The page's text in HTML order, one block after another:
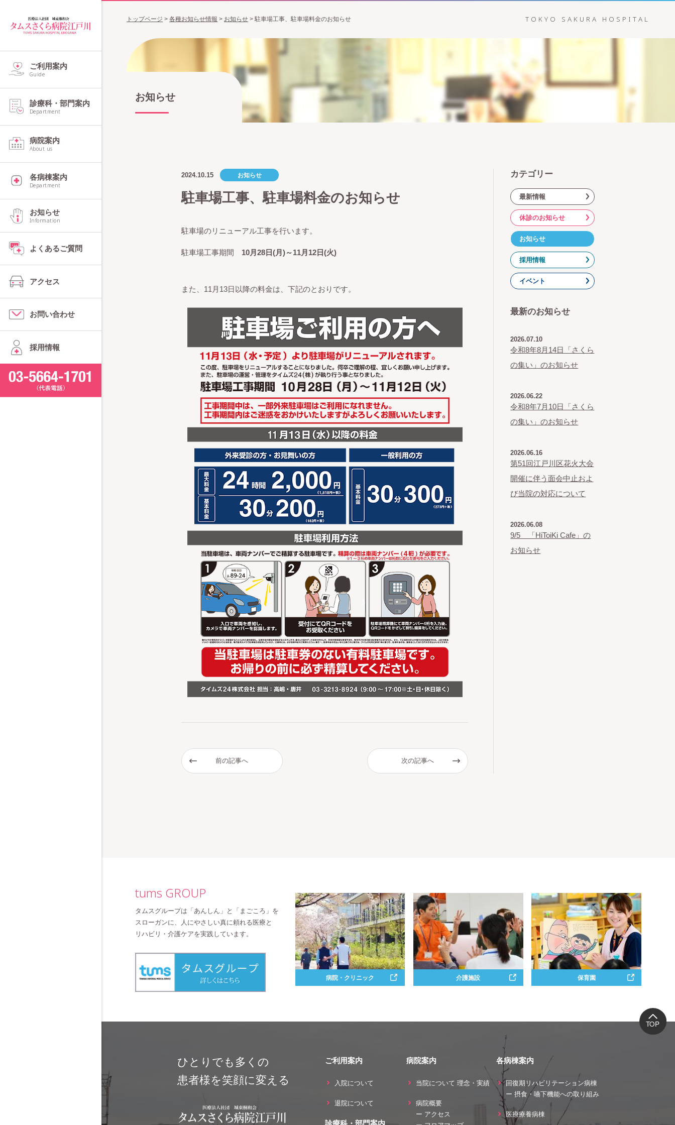
トップページ > 各種お知らせ情報 > お知らせ >駐車場工事、駐車場料金のお知らせ TOKYO SAKURA HOSPITAL
お知らせ
2024.10.15 お知らせ
駐車場工事、駐車場料金のお知らせ
駐車場のリニューアル工事を行います。
駐車場工事期間 10月28日(月)～11月12日(火)
また、11月13日以降の料金は、下記のとおりです。
前の記事へ 次の記事へ
カテゴリー
最新情報
休診のお知らせ
お知らせ
採用情報
イベント
最新のお知らせ
2026.07.10
令和8年8月14日「さくら
の集い」のお知らせ
2026.06.22
令和8年7月10日「さくら
の集い」のお知らせ
2026.06.16
第51回江戸川区花火大会
開催に伴う面会中止およ
び当院の対応について
2026.06.08
9/5 「HiToiKi Cafe」の
お知らせ
tums GROUP
タムスグループは 「あんしん」と「まごころ」を
スローガンに、人にやさしい真に頼れる医療と
リハビリ・介護ケアを実践しています。
病院・クリニック 介護施設 保育園
ご利用案内
Guide
診療科・部門案内
Department
病院案内
About us
各病棟案内
Department
お知らせ
Information
よくあるご質問
アクセス
お問い合わせ
採用情報
ひとりでも多くの
患者様を笑顔に変える
ご利用案内
入院について
退院について
診療科・部門案内
病院案内
当院について 理念・実績
病院概要
ー アクセス
各病棟案内
回復期リハビリテーション病棟
ー 摂食・嚥下機能への取り組み
医療療養病棟